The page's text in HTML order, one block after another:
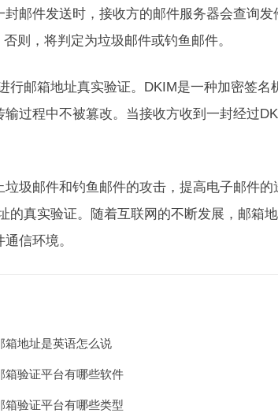
邮件发送时，接收方的邮件服务器会查询发
则，将判定为垃圾邮件或钓鱼邮件。
行邮箱地址真实验证。DKIM是一种加密签名
过程中不被篡改。当接收方收到一封经过
圾邮件和钓鱼邮件的攻击，提高电子邮件的
的真实验证。随着互联网的不断发展，邮箱
信环境。
箱地址是英语怎么说
箱验证平台有哪些软件
箱验证平台有哪些类型